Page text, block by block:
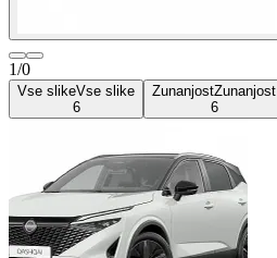
1/0
Vse slikeVse slike
6
ZunanjostZunanjost
6